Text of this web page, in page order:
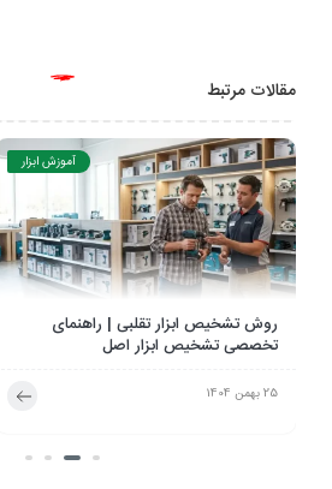
مقالات مرتبط
آموزش ابزار
تفاوت بین پیکور و هیلتی چیست؟
12 بهمن 1404